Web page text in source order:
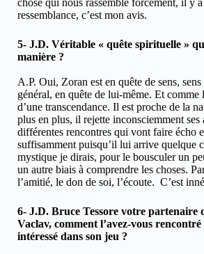
ressemblance, c’est mon avis.
5- J.D. Véritable « quête spirituelle »
manière ?
A.P. Oui, Zoran est en quête de sens,
général, en quête de lui-même. Et
d’une transcendance. Il est proche de la
plus en plus, il rejette inconsciemment ses
différentes rencontres qui vont faire écho
suffisamment puisqu’il lui arrive quelque
mystique je dirais, pour le bousculer un
un autre biais à comprendre les choses.
l’amitié, le don de soi, l’écoute. C’est
6- J.D. Bruce Tessore votre partenaire
Vaclav, comment l’avez-vous rencontré
intéressé dans son jeu ?